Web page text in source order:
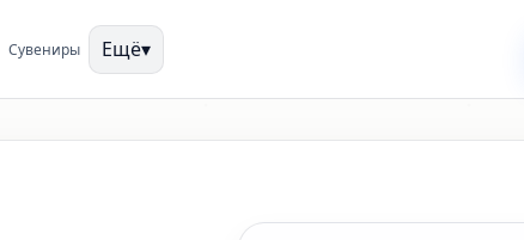
Сувениры Ещё▾